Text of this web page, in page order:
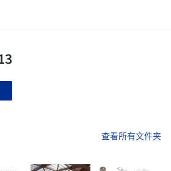
查看所有文件夹